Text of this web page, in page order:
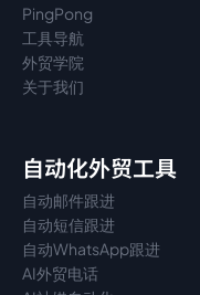
PingPong
工具导航
外贸学院
关于我们
自动化外贸工具
自动邮件跟进
自动短信跟进
自动WhatsApp跟进
AI外贸电话